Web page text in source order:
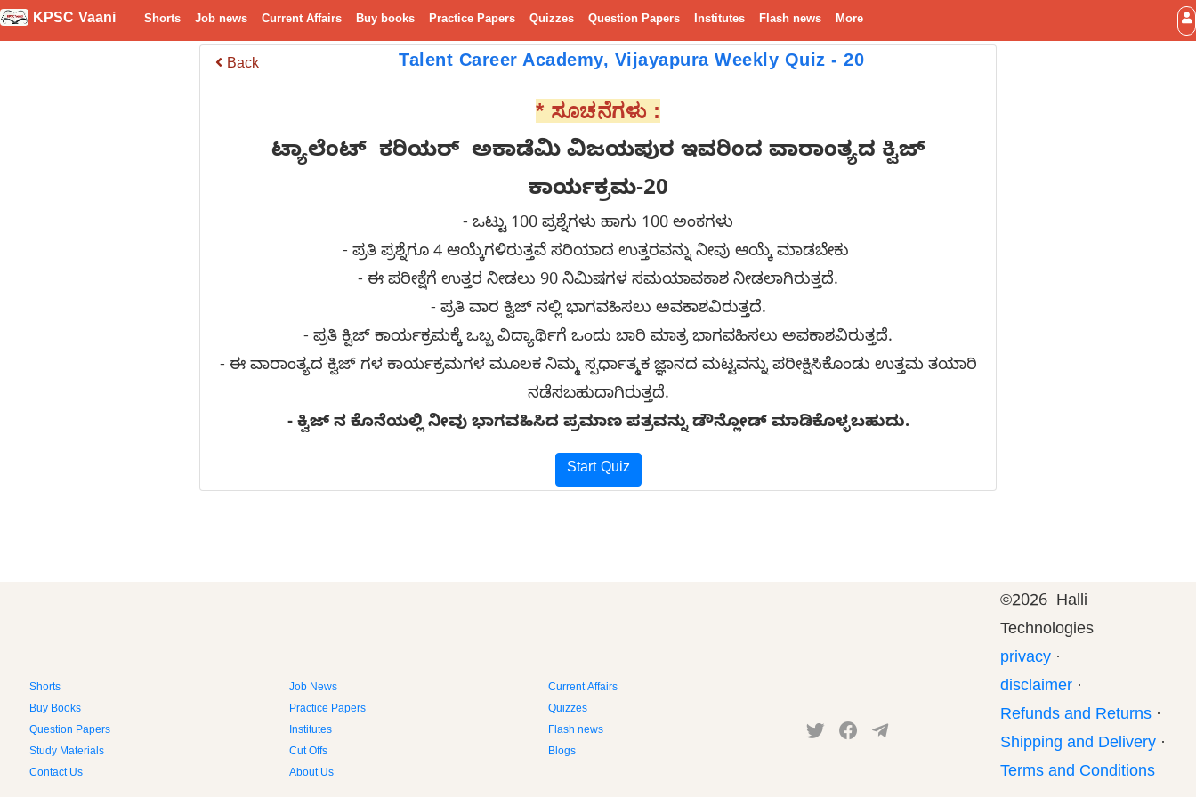
KPSC Vaani Shorts Job news Current Affairs Buy books Practice Papers Quizzes Question Papers Institutes Flash news More
Back Talent Career Academy, Vijayapura Weekly Quiz - 20
* ಸೂಚನೆಗಳು :
ಟ್ಯಾಲೆಂಟ್ ಕರಿಯರ್ಅಕಾಡೆಮಿ ವಿಜಯಪುರ ಇವರಿಂದ ವಾರಾಂತ್ಯದ ಕ್ವಿಜ್
ಕಾರ್ಯಕ್ರಮ-20
- ಒಟ್ಟು 100 ಪ್ರಶ್ನೆಗಳು ಹಾಗು 100 ಅಂಕಗಳು
- ಪ್ರತಿ ಪ್ರಶ್ನೆಗೂ 4 ಆಯ್ಕೆಗಳಿರುತ್ತವೆ ಸರಿಯಾದ ಉತ್ತರವನ್ನು ನೀವು ಆಯ್ಕೆ ಮಾಡಬೇಕು
- ಈ ಪರೀಕ್ಷೆಗೆ ಉತ್ತರ ನೀಡಲು 90 ನಿಮಿಷಗಳ ಸಮಯಾವಕಾಶ ನೀಡಲಾಗಿರುತ್ತದೆ.
- ಪ್ರತಿ ವಾರ ಕ್ವಿಜ್ ನಲ್ಲಿ ಭಾಗವಹಿಸಲು ಅವಕಾಶವಿರುತ್ತದೆ.
- ಪ್ರತಿ ಕ್ವಿಜ್ ಕಾರ್ಯಕ್ರಮಕ್ಕೆ ಒಬ್ಬ ವಿದ್ಯಾರ್ಥಿಗೆ ಒಂದು ಬಾರಿ ಮಾತ್ರ ಭಾಗವಹಿಸಲು ಅವಕಾಶವಿರುತ್ತದೆ.
- ಈ ವಾರಾಂತ್ಯದ ಕ್ವಿಜ್ ಗಳ ಕಾರ್ಯಕ್ರಮಗಳ ಮೂಲಕ ನಿಮ್ಮ ಸ್ಪರ್ಧಾತ್ಮಕ ಜ್ಞಾನದ ಮಟ್ಟವನ್ನು ಪರೀಕ್ಷಿಸಿಕೊಂಡು ಉತ್ತಮ ತಯಾರಿ
ನಡೆಸಬಹುದಾಗಿರುತ್ತದೆ.
- ಕ್ವಿಜ್ ನ ಕೊನೆಯಲ್ಲಿ ನೀವು ಭಾಗವಹಿಸಿದ ಪ್ರಮಾಣ ಪತ್ರವನ್ನು ಡೌನ್ಲೋಡ್ ಮಾಡಿಕೊಳ್ಳಬಹುದು.
Start Quiz
Shorts Job News
Current Affairs
Buy Books
Practice Papers
Quizzes
Question Papers
Institutes
Flash news
Study Materials
Cut Offs
Blogs
Contact Us
About Us
©2026 Halli
Technologies
privacy ·
disclaimer ·
Refunds and Returns ·
Shipping and Delivery ·
Terms and Conditions